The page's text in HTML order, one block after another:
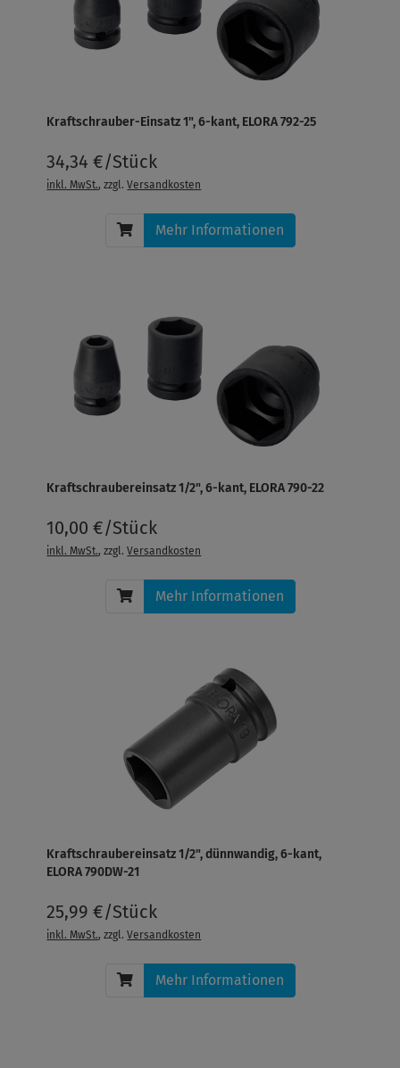
Kraftschrauber-Einsatz 1", 6-kant, ELORA 792-25
34,34 €/Stück
inkl. MwSt., zzgl.Versandkosten
Mehr Informationen
Kraftschraubereinsatz 1/2", 6-kant, ELORA 790-22
10,00 €/Stück
inkl. MwSt., zzgl.Versandkosten
Mehr Informationen
Kraftschraubereinsatz 1/2", dünnwandig, 6-kant,
ELORA 790DW-21
25,99 €/Stück
inkl. MwSt., zzgl.Versandkosten
Mehr Informationen